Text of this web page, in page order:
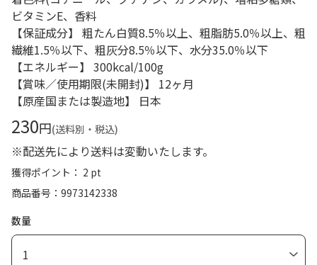
ビタミンE、香料
【保証成分】 粗たん白質8.5％以上、粗脂肪5.0％以上、粗
繊維1.5％以下、粗灰分8.5％以下、水分35.0％以下
【エネルギー】 300kcal/100g
【賞味／使用期限(未開封)】 12ヶ月
【原産国または製造地】 日本
230円(送料別・税込)
※配送先により送料は変動いたします。
獲得ポイント： 2 pt
商品番号
9973142338
数量
1